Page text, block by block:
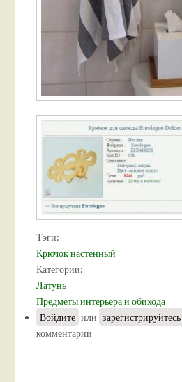
Тэги:
Крючок настенный
Категории:
Латунь
Предметы интерьера и обихода
Войдите или зарегистрируйтесь
комментарии